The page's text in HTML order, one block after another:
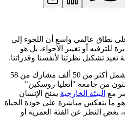
نطاق عالمي واسع أن اللجوء إلى
للترفيه أو تغيير الأجواء، بل هو
تشكيل نظرتنا لأنفسنا وقدراتنا.
ففي أكبر استطلاع من نوعه شمل أكثر من 50 ألف مشارك من 58
من جامعة "أنغليا روسكين"
مع البيئة الخارجيةيمنح الإنسان
ما ينعكس مباشرة على جودة الحياة
بغض النظر عن الفئة العمرية أو